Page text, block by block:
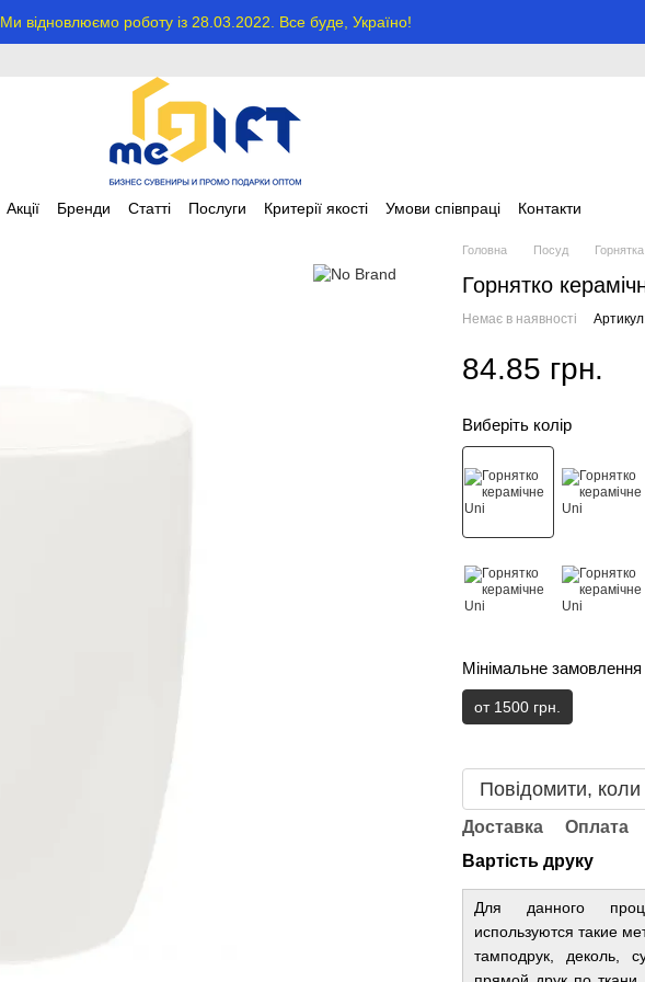
Ми відновлюємо роботу із 28.03.2022. Все буде, Україно!
Акції Бренди Статті Послуги Критерії якості Умови співпраці Контакти
Головна Посуд Горнятка
Горнятко
Немає в наявності
84.85 грн.
Виберіть колір
Мінімальне замовлення
от 1500 грн.
Повідомити, коли
Доставка
Оплата
Вартість друку
Для данного
используются такие
тамподрук, деколь,